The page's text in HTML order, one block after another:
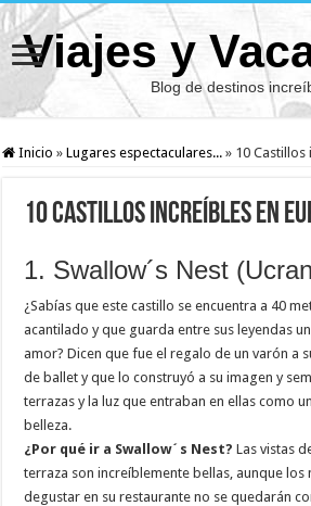
Viajes y
Blog de destinos
Inicio » Lugares espectaculares... » 10 Castillos
10 Castillos increíbles en
1. Swallow´s Nest
¿Sabías que este castillo se encuentra a 40
acantilado y que guarda entre sus leyendas
amor? Dicen que fue el regalo de un varón a
de ballet y que lo construyó a su imagen y
terrazas y la luz que entraban en ellas como
belleza.
¿Por qué ir a Swallow´s Nest?Las vistas
terraza son increíblemente bellas, aunque
degustar en su restaurante no se quedarán